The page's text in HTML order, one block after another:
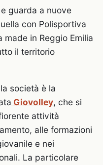
guarda a nuove
con Polisportiva
in Reggio Emilia
il territorio
società è la
Giovolley, che si
attività
alle formazioni
e nei
La particolare